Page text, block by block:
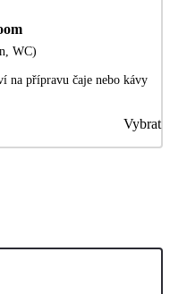
WC)
na přípravu čaje nebo kávy
Vybrat